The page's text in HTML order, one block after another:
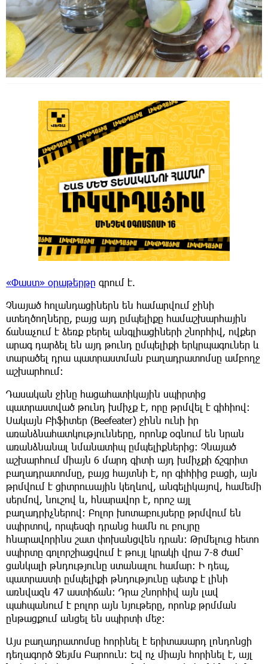
«Փաստ» օրաթերթը գրում է.
Չնայած հոլանդացիներն են համարվում ջինի
ստեղծողները, բայց այդ ըմպելիքը համաշխարհային
ճանաչում է ձեռք բերել անգլիացիների շնորհիվ, ովքեր
արագ դարձել են այդ թունդ ըմպելիքի երկրպագուներ և
տարածել դրա պատրաստման բաղադրատոմսը ամբողջ
աշխարհում։
Դասական ջինը հացահատիկային սպիրտից
պատրաստված թունդ խմիչք է, որը թրմվել է գիհիով։
Սակայն Բիֆիտեր (Beefeater) ջինն ունի իր
առանձնահատկությունները, որոնք օգնում են նրան
առանձնանալ նմանատիպ ըմպելիքներից։ Չնայած
աշխարհում միայն 6 մարդ գիտի այդ խմիչքի ճշգրիտ
բաղադրատոմսը, բայց հայտնի է, որ գիհիից բացի, այն
թրմվում է ցիտրուսային կեղևով, անգելիկայով, համեմի
սերմով, նուշով և, հնարավոր է, որոշ այլ
բաղադրիչներով։ Բոլոր խոտաբույսերը թրմվում են
սպիրտով, որպեսզի դրանց համն ու բույրը
հնարավորինս շատ փոխանցվեն դրան։ Թրմելուց հետո
սպիրտը գոլորշիացվում է թույլ կրակի վրա 7-8 ժամ՝
ցանկալի թնդությունը ստանալու համար։ Ի դեպ,
պատրաստի ըմպելիքի թնդությունը պետք է լինի
առնվազն 47 աստիճան։ Դրա շնորհիվ այն լավ
պահպանում է բոլոր այն նյութերը, որոնք թրմման
ընթացքում անցել են սպիրտի մեջ։
Այս բաղադրատոմսը հորինել է երիտասարդ լոնդոնցի
դեղագործ Ջեյմս Բարոուն։ Եվ ոչ միայն հորինել է, այլ